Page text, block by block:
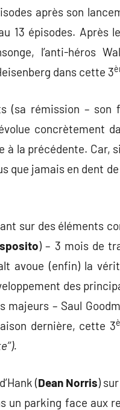
après son
13 épisodes.
l’anti-héros
dans cette 3
(sa rémission –
concrètement
à la précédente.
que jamais en dent
sur des éléments
) – 3 mois de
avoue (enfin) la
des
majeurs – Saul
dernière, cette 3
(Dean Norris)
un parking face aux